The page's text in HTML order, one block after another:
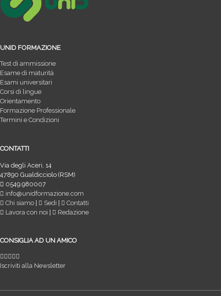
UNID FORMAZIONE
Test di ammissione
Esame di maturità
Esami universitari
Corsi di lingue
Orientamento
Formazione Professionale
Termini e Condizioni
CONTATTI
Via degli Aceri, 14
47890 Gualdicciolo (RSM)
0549.980007
info@unidformazione.com
Chi siamo | Sedi |
Contatti
Lavora con noi | Redazione
CONSIGLIA AD UN AMICO
Iscriviti alla Newsletter